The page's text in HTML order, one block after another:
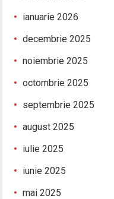
ianuarie 2026
decembrie 2025
noiembrie 2025
octombrie 2025
septembrie 2025
august 2025
iulie 2025
iunie 2025
mai 2025